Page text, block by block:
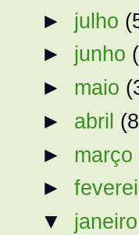
► julho
► junho
► maio
► abril
► março
►
▼ janeiro